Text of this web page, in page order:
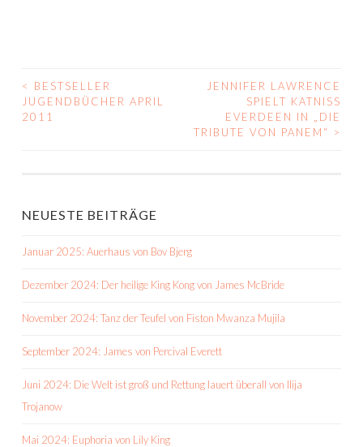
BEITRAGS-
NAVIGATION
<
BESTSELLER
JUGENDBÜCHER APRIL
2011
JENNIFER LAWRENCE
SPIELT KATNISS
EVERDEEN IN „DIE
TRIBUTE VON PANEM“ >
NEUESTE BEITRÄGE
Januar 2025: Auerhaus von Bov Bjerg
Dezember 2024: Der heilige King Kong von James McBride
November 2024: Tanz der Teufel von Fiston Mwanza Mujila
September 2024: James von Percival Everett
Juni 2024: Die Welt ist groß und Rettung lauert überall von Ilija
Trojanow
Mai 2024: Euphoria von Lily King